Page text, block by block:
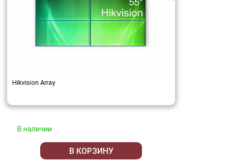
Hikvision Array
В наличии
В КОРЗИНУ